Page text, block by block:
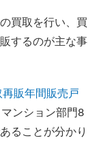
買取を行い、買
するのが主な事
再販年間販売戸
ンション部門8
ることが分かり